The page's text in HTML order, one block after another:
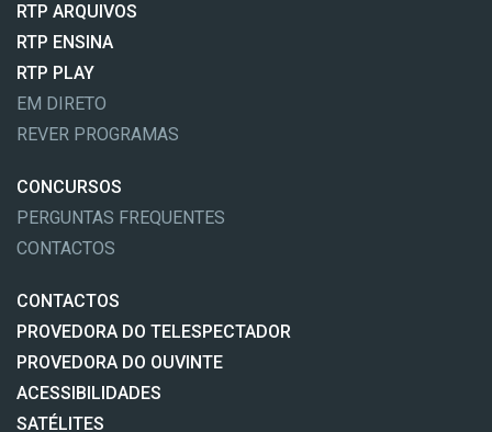
RTP ARQUIVOS
RTP ENSINA
RTP PLAY
EM DIRETO
REVER PROGRAMAS
CONCURSOS
PERGUNTAS FREQUENTES
CONTACTOS
CONTACTOS
PROVEDORA DO TELESPECTADOR
PROVEDORA DO OUVINTE
ACESSIBILIDADES
SATÉLITES